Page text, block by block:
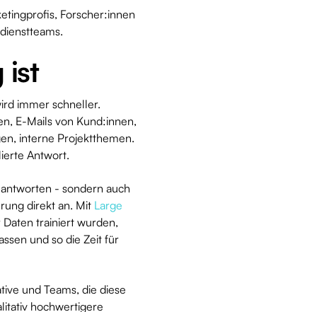
Forscher:innen
ist
immer schneller.
E-Mails von Kund:innen,
interne Projektthemen.
Antwort.
- sondern auch
direkt an. Mit Large
trainiert wurden,
und so die Zeit für
und Teams, die diese
hochwertigere